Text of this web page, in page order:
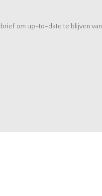
om up-to-date te blijven van